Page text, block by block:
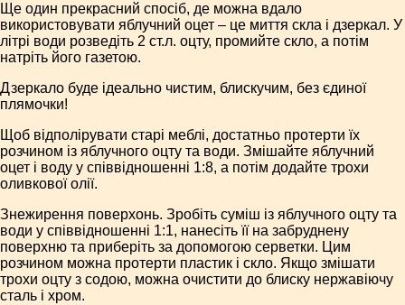
Ще один прекрасний спосіб, де можна вдало
використовувати яблучний оцет – це миття скла і дзеркал. У
літрі води розведіть 2 ст.л. оцту, промийте скло, а потім
натріть його газетою.
Дзеркало буде ідеально чистим, блискучим, без єдиної
плямочки!
Щоб відполірувати старі меблі, достатньо протерти їх
розчином із яблучного оцту та води. Змішайте яблучний
оцет і воду у співвідношенні 1:8, а потім додайте трохи
оливкової олії.
Знежирення поверхонь. Зробіть суміш із яблучного оцту та
води у співвідношенні 1:1, нанесіть її на забруднену
поверхню та приберіть за допомогою серветки. Цим
розчином можна протерти пластик і скло. Якщо змішати
трохи оцту з содою, можна очистити до блиску нержавіючу
сталь і хром.